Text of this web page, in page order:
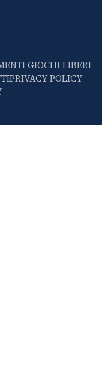
GIOCHI LIBERI
PRIVACY POLICY